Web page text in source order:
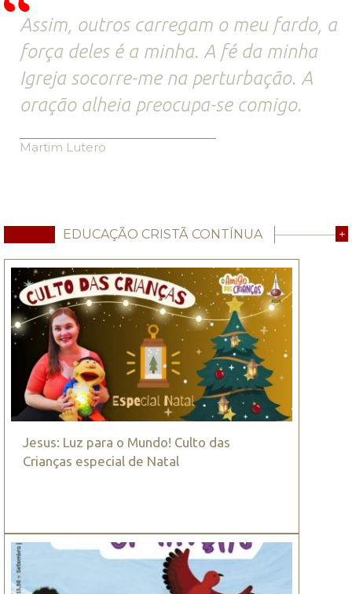
Assim, outros carregam o meu fardo, a
força deles é a minha. A fé da minha
Igreja socorre-me na perturbação. A
oração alheia preocupa-se comigo.
Martim Lutero
EDUCAÇÃO CRISTÃ CONTÍNUA +
Jesus: Luz para o Mundo! Culto das
Crianças especial de Natal